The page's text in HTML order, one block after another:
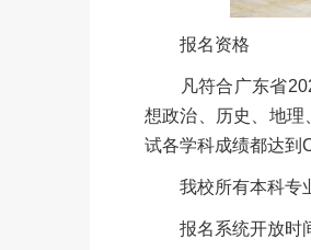
报名资格
凡符合广东省
想政治、历史、地
试各学科成绩都达到
我校所有本科专业
报名系统开放时